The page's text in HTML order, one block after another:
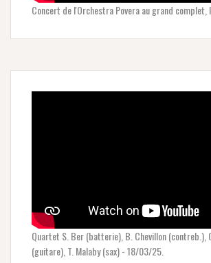
Concert de l'Orchestra Povera au grand complet,
Quartet S. Ber (batterie), B. Chevillon (contreb.),
(guitare), T. Malaby (sax) - 18/03/25.